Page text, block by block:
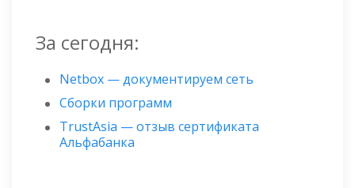
За сегодня:
Netbox — документируем сеть
Сборки программ
TrustAsia — отзыв сертификата
Альфабанка